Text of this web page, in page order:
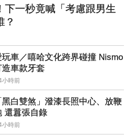
下一秒竟喊「考慮跟男生
？
玩車／嘻哈文化跨界碰撞 Nismo
造車款牙套
小時前
黑白雙煞」潑漆長照中心、放鞭
還囂張自錄
小時前